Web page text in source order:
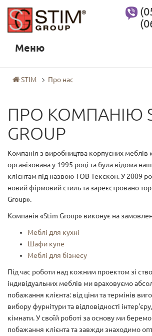
Меню
STIM Про нас
ПРО КОМПАНІЮ
GROUP
Компанія з виробництва корпусних меблів
організована у 1995 році та була відома
клієнтам під назвою ТОВ Текскон. У 2009
новий фірмовий стиль та зареєстровано
Group».
Компанія «Stim Group» виконує на
Меблі для кухні
Шафи купе
Меблі для бізнесу
Під час роботи над кожним проектом зі
індивідуальних меблів ми враховуємо
побажання клієнта: від ціни та термінів
вибору фурнітури та відповідності
кімнати. У своїй роботі за основу ми
побажання клієнта та завжди знаходимо